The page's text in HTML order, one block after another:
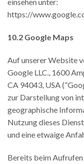
https://
10.2 Google Maps
Auf unserer Website
Google LLC., 1600
CA 94043, USA
zur Darstellung von
geographische
Nutzung dieses
und eine etwaige
Bereits beim